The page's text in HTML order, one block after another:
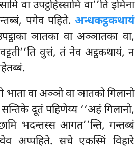
वा उपट्ठहिस्सामि वा’’ति इमिना
पगेव पहिते. अन्धकट्ठकथायं
ञातका वा अञ्ञातका वा,
वुत्तं, तं नेव अट्ठकथायं, न
वा अञ्ञो वा ञातको गिलानो
दूतं पहिणेय्य ‘‘अहं गिलानो,
भदन्तस्स आगत’’न्ति, गन्तब्बं
अप्पहिते. सचे एकस्मिं विहारे